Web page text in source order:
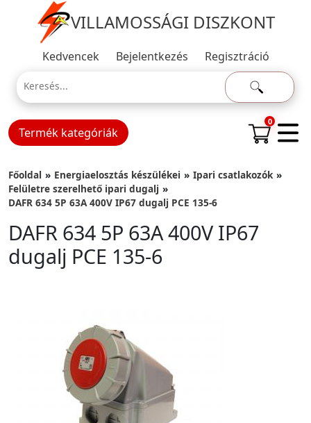
VILLAMOSSÁGI DISZKONT
Kedvencek Bejelentkezés Regisztráció
Termék kategóriák
0
Főoldal Energiaelosztás készülékei
Ipari csatlakozók
Felületre szerelhető ipari dugalj
DAFR 634 5P 63A 400V IP67 dugalj PCE 135-6
DAFR 634 5P 63A 400V IP67
dugalj PCE 135-6